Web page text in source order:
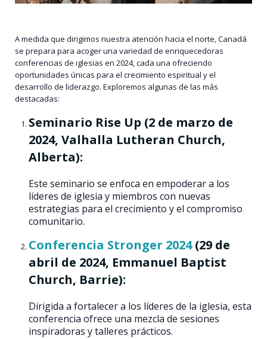
A medida que dirigimos nuestra atención hacia el norte, Canadá
se prepara para acoger una variedad de enriquecedoras
conferencias de iglesias en 2024, cada una ofreciendo
oportunidades únicas para el crecimiento espiritual y el
desarrollo de liderazgo. Exploremos algunas de las más
destacadas:
Seminario Rise Up (2 de marzo de
2024, Valhalla Lutheran Church,
Alberta):
Este seminario se enfoca en empoderar a los
líderes de iglesia y miembros con nuevas
estrategias para el crecimiento y el compromiso
comunitario.
Conferencia Stronger 2024(29 de
abril de 2024, Emmanuel Baptist
Church, Barrie):
Dirigida a fortalecer a los líderes de la iglesia, esta
conferencia ofrece una mezcla de sesiones
inspiradoras y talleres prácticos.